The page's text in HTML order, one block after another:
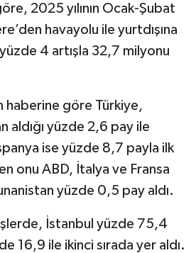
2025 yılının Ocak-Şubat
havayolu ile yurtdışına
4 artışla 32,7 milyonu
haberine göre Türkiye,
aldığı yüzde 2,6 pay ile
ise yüzde 8,7 payla ilk
onu ABD, İtalya ve Fransa
yüzde 0,5 pay aldı.
İstanbul yüzde 75,4
16,9 ile ikinci sırada yer aldı.